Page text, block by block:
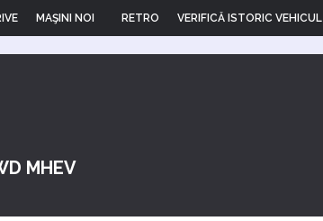
MAŞINI NOI RETRO VERIFICĂ ISTORIC VEHICUL
MHEV